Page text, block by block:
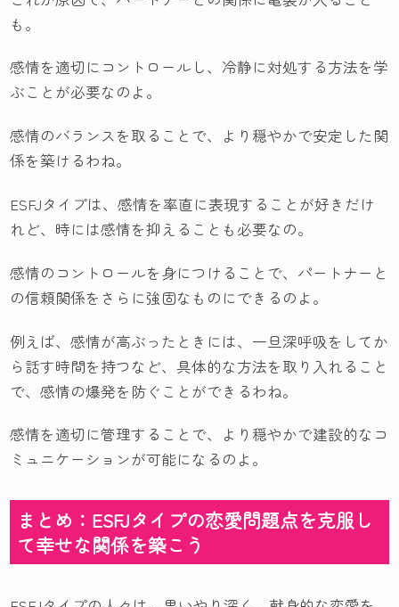
も。
感情を適切にコントロールし、冷静に対処する方法を学
ぶことが必要なのよ。
感情のバランスを取ることで、より穏やかで安定した関
係を築けるわね。
ESFJタイプは、感情を率直に表現することが好きだけ
れど、時には感情を抑えることも必要なの。
感情のコントロールを身につけることで、パートナーと
の信頼関係をさらに強固なものにできるのよ。
例えば、感情が高ぶったときには、一旦深呼吸をしてか
ら話す時間を持つなど、具体的な方法を取り入れること
で、感情の爆発を防ぐことができるわね。
感情を適切に管理することで、より穏やかで建設的なコ
ミュニケーションが可能になるのよ。
まとめ：ESFJタイプの恋愛問題点を克服し
て幸せな関係を築こう